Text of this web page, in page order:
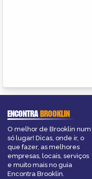
ENCONTRABROOKLIN
O melhor de Brooklin num
só lugar! Dicas, onde ir, o
que fazer, as melhores
empresas, locais, serviços
e muito mais no guia
Encontra Brooklin.